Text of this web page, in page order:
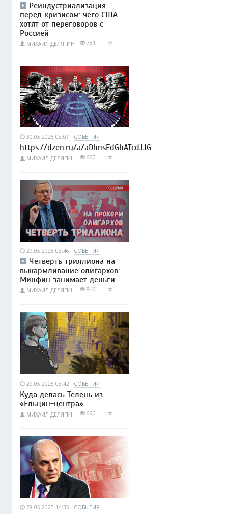
Реиндустриализация
перед кризисом: чего США
хотят от переговоров с
Россией
МИХАИЛ ДЕЛЯГИН 781
30.05.2025 03:07 СОБЫТИЯ
https://dzen.ru/a/aDhnsEdGhATcdJJG
МИХАИЛ ДЕЛЯГИН 660
29.05.2025 03:46 СОБЫТИЯ
Четверть триллиона на
выкармливание олигархов:
Минфин занимает деньги
МИХАИЛ ДЕЛЯГИН 846
29.05.2025 03:42 СОБЫТИЯ
Куда делась Телень из
«Ельцин-центра»
МИХАИЛ ДЕЛЯГИН 690
28.05.2025 14:35 СОБЫТИЯ